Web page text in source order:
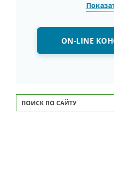
ON-LINE